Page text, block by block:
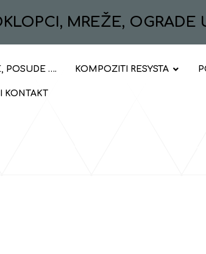
MREŽE, OGRADE
POSUDE …. KOMPOZITI RESYSTA
KONTAKT